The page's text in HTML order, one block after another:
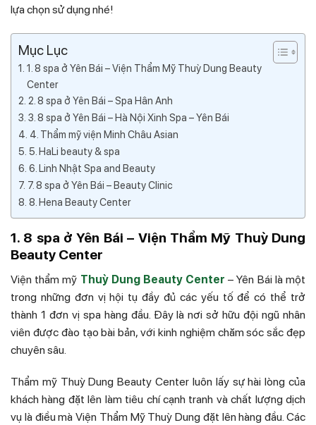
lựa chọn sử dụng nhé!
Mục Lục
1. 8 spa ở Yên Bái – Viện Thẩm Mỹ Thuỳ Dung Beauty
Center
2. 8 spa ở Yên Bái – Spa Hân Anh
3. 8 spa ở Yên Bái – Hà Nội Xinh Spa – Yên Bái
4. Thẩm mỹ viện Minh Châu Asian
5. HaLi beauty & spa
6. Linh Nhật Spa and Beauty
7. 8 spa ở Yên Bái – Beauty Clinic
8. Hena Beauty Center
1. 8 spa ở Yên Bái – Viện Thẩm Mỹ Thuỳ Dung
Beauty Center
Viện thẩm mỹ Thuỳ Dung Beauty Center – Yên Bái là một
trong những đơn vị hội tụ đầy đủ các yếu tố để có thể trở
thành 1 đơn vị spa hàng đầu. Đây là nơi sở hữu đội ngũ nhân
viên được đào tạo bài bản, với kinh nghiệm chăm sóc sắc đẹp
chuyên sâu.
Thẩm mỹ Thuỳ Dung Beauty Center luôn lấy sự hài lòng của
khách hàng đặt lên làm tiêu chí cạnh tranh và chất lượng dịch
vụ là điều mà Viện Thẩm Mỹ Thuỳ Dung đặt lên hàng đầu. Các